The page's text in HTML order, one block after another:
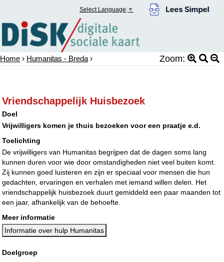
Select Language ▼
Home › Humanitas - Breda › Zoom:
Vriendschappelijk Huisbezoek
Doel
Vrijwilligers komen je thuis bezoeken voor een praatje e.d.
Toelichting
De vrijwilligers van Humanitas begrijpen dat de dagen soms lang
kunnen duren voor wie door omstandigheden niet veel buiten komt.
Zij kunnen goed luisteren en zijn er speciaal voor mensen die hun
gedachten, ervaringen en verhalen met iemand willen delen. Het
vriendschappelijk huisbezoek duurt gemiddeld een paar maanden tot
een jaar, afhankelijk van de behoefte.
Meer informatie
Informatie over hulp Humanitas
Doelgroep